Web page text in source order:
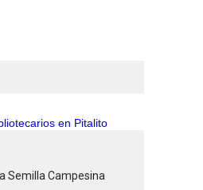
Semilla Campesina